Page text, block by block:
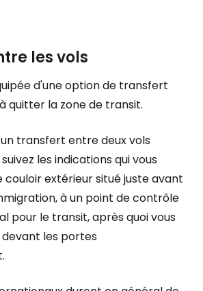
les vols
d'une option de transfert
quitter la zone de transit.
transfert entre deux vols
suivez les indications qui vous
couloir extérieur situé juste avant
à un point de contrôle
pour le transit, après quoi vous
les portes